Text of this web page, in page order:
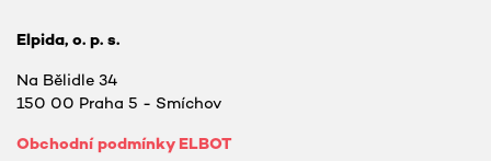
Elpida, o. p. s.
Na Bělidle 34
150 00 Praha 5 - Smíchov
Obchodní podmínky ELBOT